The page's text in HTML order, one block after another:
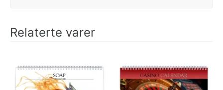
Relaterte varer